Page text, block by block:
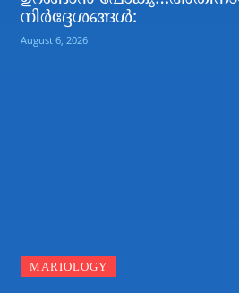
നിര്‍ദ്ദേശങ്ങള്‍:
August 6, 2026
MARIOLOGY